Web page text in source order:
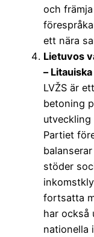
och
ett nära
Lietuvos
–
LVŽS är
betoning
Partiet
stöder
fortsatta
har också
nationella